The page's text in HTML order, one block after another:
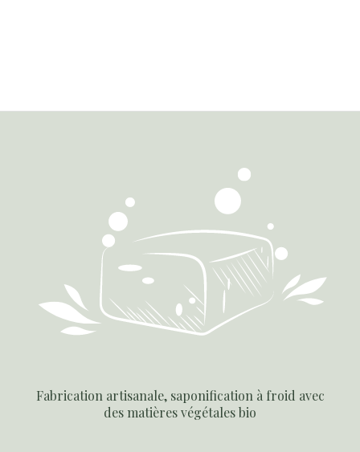
Fabrication artisanale, saponification à froid avec
des matières végétales bio